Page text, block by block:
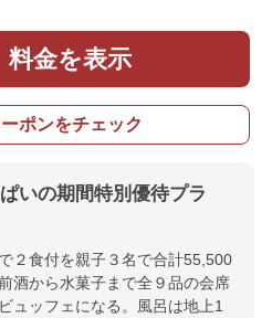
料金を表示
ポンをチェック
いの期間特別優待プラ
２食付を親子３名で合計55,500
酒から水菓子まで全９品の会席
ュッフェになる。風呂は地上1